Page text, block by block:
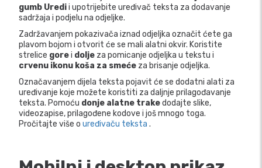
gumb Uredii upotrijebite uređivač teksta za dodavanje
sadržaja i podjelu na odjeljke.
Zadržavanjem pokazivača iznad odjeljka označit ćete ga
plavom bojom i otvorit će se mali alatni okvir. Koristite
strelice gorei dolje za pomicanje odjeljka u tekstu i
crvenu ikonu koša za smeće za brisanje odjeljka.
Označavanjem dijela teksta pojavit će se dodatni alati za
uređivanje koje možete koristiti za daljnje prilagođavanje
teksta. Pomoću donje alatne trakedodajte slike,
videozapise, prilagođene kodove i još mnogo toga.
Pročitajte više o uređivaču teksta .